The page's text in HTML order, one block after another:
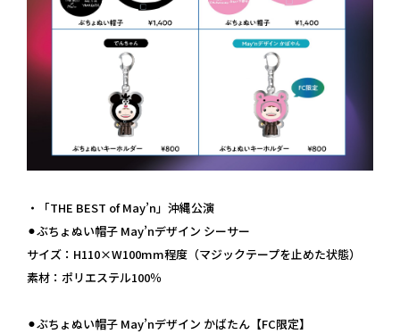
・「THE BEST of May’n」沖縄公演
⚫︎ぶちょぬい帽子 May’nデザイン シーサー
サイズ：H110×W100mm程度（マジックテープを止めた状態）
素材：ポリエステル100％
⚫︎ぶちょぬい帽子 May’nデザイン かばたん【FC限定】